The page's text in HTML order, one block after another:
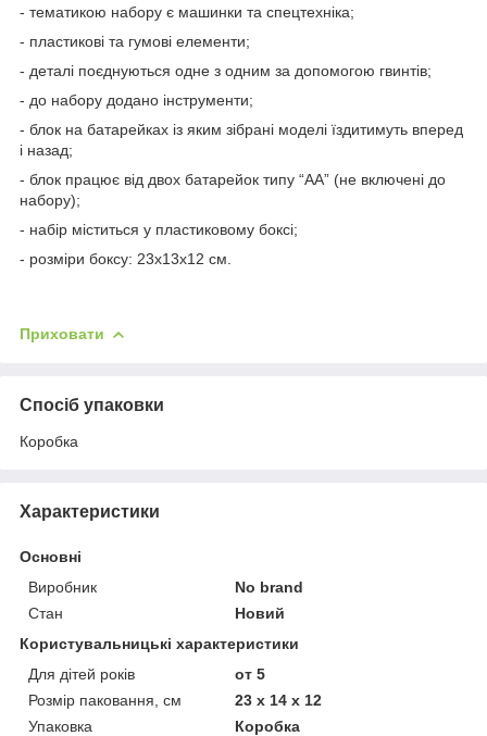
- тематикою набору є машинки та спецтехніка;
- пластикові та гумові елементи;
- деталі поєднуються одне з одним за допомогою гвинтів;
- до набору додано інструменти;
- блок на батарейках із яким зібрані моделі їздитимуть вперед
і назад;
- блок працює від двох батарейок типу “АА” (не включені до
набору);
- набір міститься у пластиковому боксі;
- розміри боксу: 23х13х12 см.
Приховати
Спосіб упаковки
Коробка
Характеристики
Основні
Виробник
No brand
Стан
Новий
Користувальницькі характеристики
Для дітей років
от 5
Розмір паковання, см
23 x 14 x 12
Упаковка
Коробка